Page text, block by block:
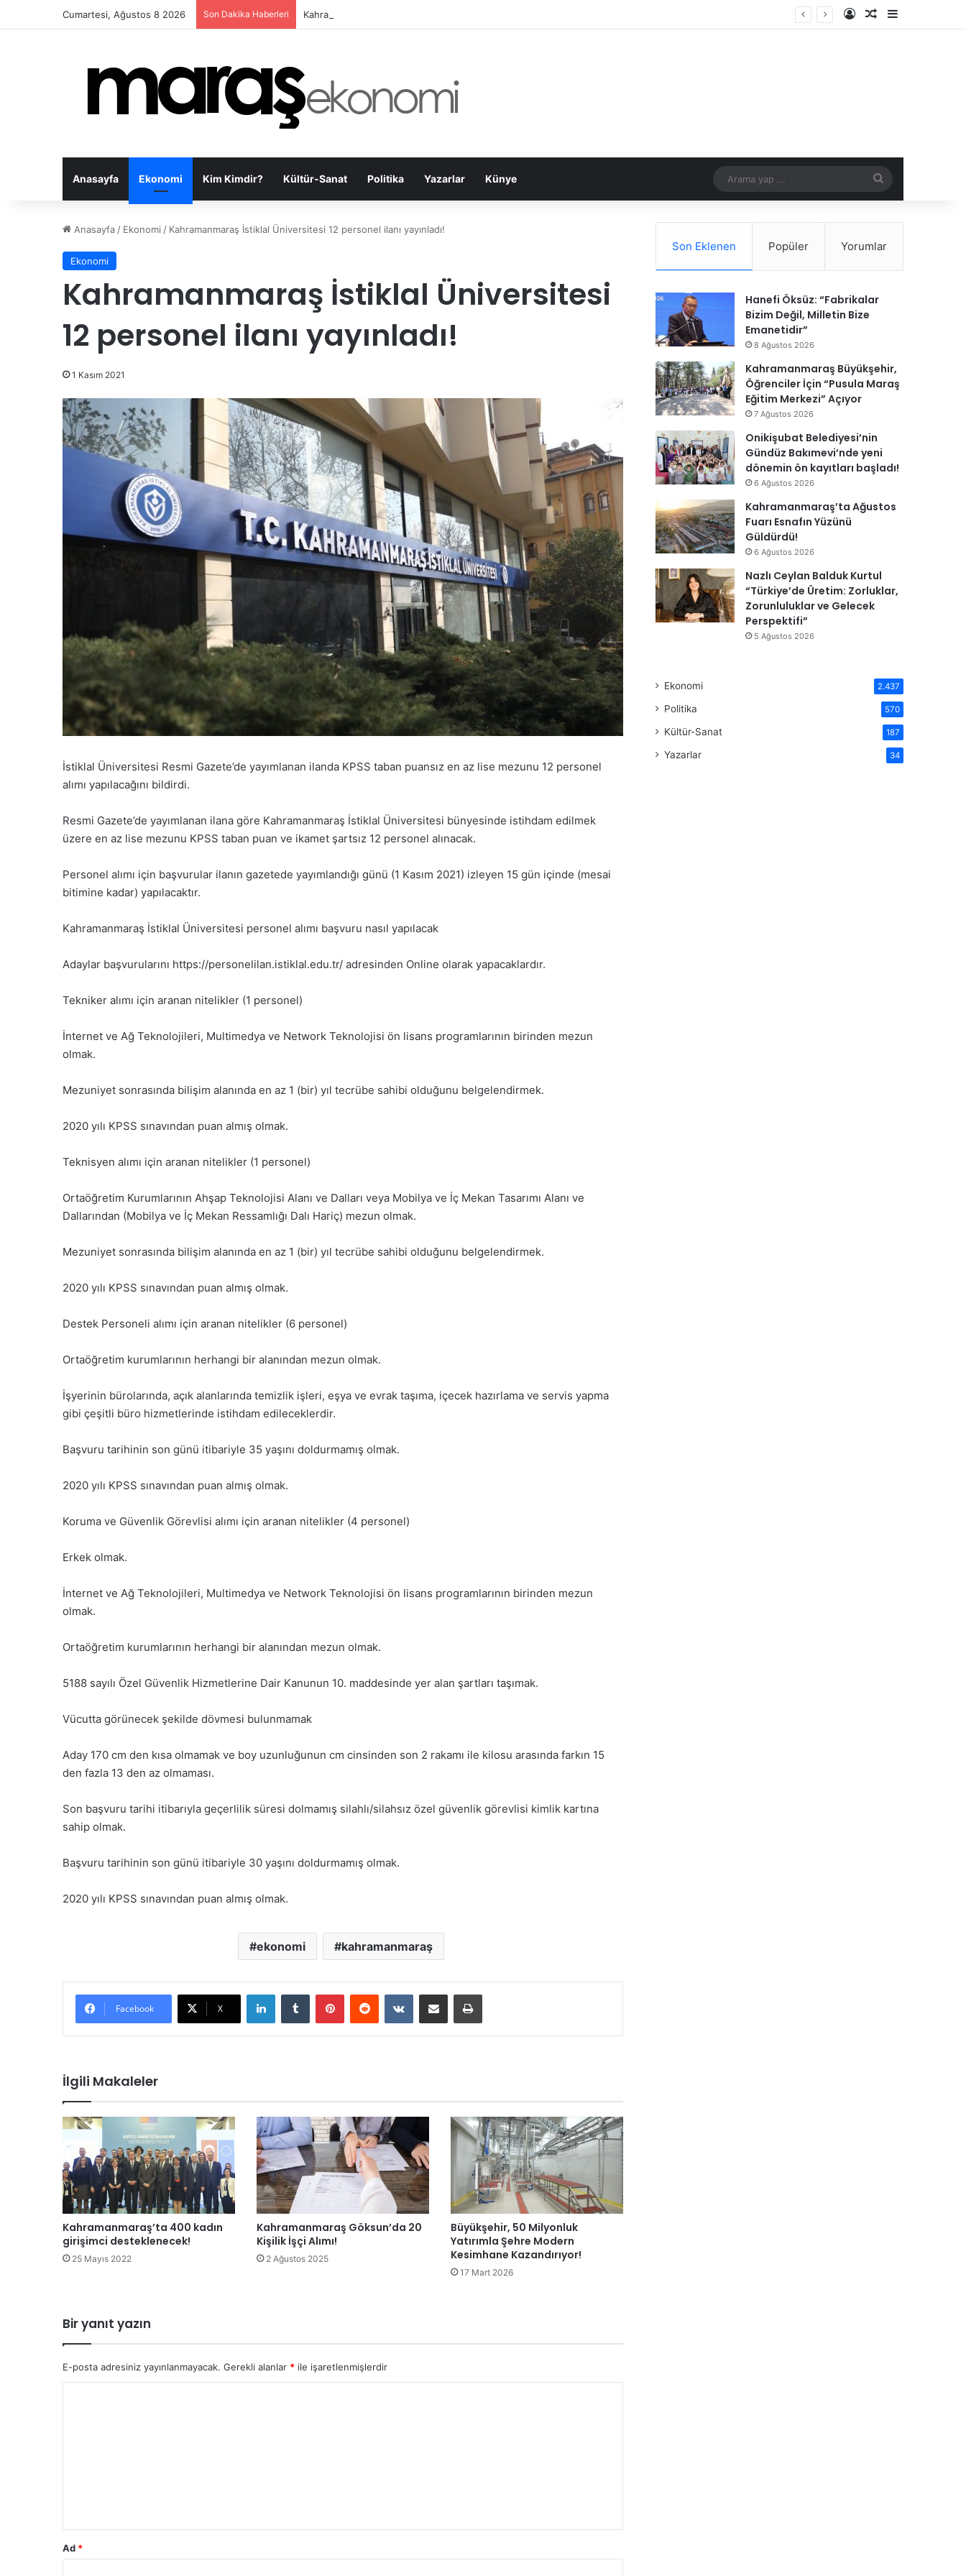
Cumartesi, Ağustos 8 2026 Son Dakika Haberleri Kahramanmaraş Büyükşehir, Öğrenciler İçin “Pusula Maraş Eğitim Merkezi” Açıyor Kayıt OlRastgele Makale
Kenar
Anasayfa Ekonomi Kim Kimdir? Kültür-Sanat Politika Yazarlar Künye
yap
Anasayfa / Ekonomi / Kahramanmaraş İstiklal Üniversitesi 12 personel ilanı yayınladı!
Ekonomi
Kahramanmaraş İstiklal Üniversitesi
12 personel ilanı yayınladı!
1 Kasım 2021
İstiklal Üniversitesi Resmi Gazete’de yayımlanan ilanda KPSS taban puansız en az lise mezunu 12 personel
alımı yapılacağını bildirdi.
Resmi Gazete’de yayımlanan ilana göre Kahramanmaraş İstiklal Üniversitesi bünyesinde istihdam edilmek
üzere en az lise mezunu KPSS taban puan ve ikamet şartsız 12 personel alınacak.
Personel alımı için başvurular ilanın gazetede yayımlandığı günü (1 Kasım 2021) izleyen 15 gün içinde (mesai
bitimine kadar) yapılacaktır.
Kahramanmaraş İstiklal Üniversitesi personel alımı başvuru nasıl yapılacak
Adaylar başvurularını https://personelilan.istiklal.edu.tr/ adresinden Online olarak yapacaklardır.
Tekniker alımı için aranan nitelikler (1 personel)
İnternet ve Ağ Teknolojileri, Multimedya ve Network Teknolojisi ön lisans programlarının birinden mezun
olmak.
Mezuniyet sonrasında bilişim alanında en az 1 (bir) yıl tecrübe sahibi olduğunu belgelendirmek.
2020 yılı KPSS sınavından puan almış olmak.
Teknisyen alımı için aranan nitelikler (1 personel)
Ortaöğretim Kurumlarının Ahşap Teknolojisi Alanı ve Dalları veya Mobilya ve İç Mekan Tasarımı Alanı ve
Dallarından (Mobilya ve İç Mekan Ressamlığı Dalı Hariç) mezun olmak.
Mezuniyet sonrasında bilişim alanında en az 1 (bir) yıl tecrübe sahibi olduğunu belgelendirmek.
2020 yılı KPSS sınavından puan almış olmak.
Destek Personeli alımı için aranan nitelikler (6 personel)
Ortaöğretim kurumlarının herhangi bir alanından mezun olmak.
İşyerinin bürolarında, açık alanlarında temizlik işleri, eşya ve evrak taşıma, içecek hazırlama ve servis yapma
gibi çeşitli büro hizmetlerinde istihdam edileceklerdir.
Başvuru tarihinin son günü itibariyle 35 yaşını doldurmamış olmak.
2020 yılı KPSS sınavından puan almış olmak.
Koruma ve Güvenlik Görevlisi alımı için aranan nitelikler (4 personel)
Erkek olmak.
İnternet ve Ağ Teknolojileri, Multimedya ve Network Teknolojisi ön lisans programlarının birinden mezun
olmak.
Ortaöğretim kurumlarının herhangi bir alanından mezun olmak.
5188 sayılı Özel Güvenlik Hizmetlerine Dair Kanunun 10. maddesinde yer alan şartları taşımak.
Vücutta görünecek şekilde dövmesi bulunmamak
Aday 170 cm den kısa olmamak ve boy uzunluğunun cm cinsinden son 2 rakamı ile kilosu arasında farkın 15
den fazla 13 den az olmaması.
Son başvuru tarihi itibarıyla geçerlilik süresi dolmamış silahlı/silahsız özel güvenlik görevlisi kimlik kartına
sahip olmak.
Başvuru tarihinin son günü itibariyle 30 yaşını doldurmamış olmak.
2020 yılı KPSS sınavından puan almış olmak.
ekonomi kahramanmaraş
Facebook X
LinkedInTumblr PinterestReddit VKontakteE-Posta ile paylaş Yazdır
İlgili Makaleler
Kahramanmaraş’ta 400 kadın
girişimci desteklenecek!
25 Mayıs 2022
Kahramanmaraş Göksun’da 20
Kişilik İşçi Alımı!
2 Ağustos 2025
Büyükşehir, 50 Milyonluk
Yatırımla Şehre Modern
Kesimhane Kazandırıyor!
17 Mart 2026
Bir yanıt yazın
E-posta adresiniz yayınlanmayacak. Gerekli alanlar * ile işaretlenmişlerdir
Ad *
Son Eklenen Popüler Yorumlar
Hanefi Öksüz: “Fabrikalar
Bizim Değil, Milletin Bize
Emanetidir”
8 Ağustos 2026
Kahramanmaraş Büyükşehir,
Öğrenciler İçin “Pusula Maraş
Eğitim Merkezi” Açıyor
7 Ağustos 2026
Onikişubat Belediyesi’nin
Gündüz Bakımevi’nde yeni
dönemin ön kayıtları başladı!
6 Ağustos 2026
Kahramanmaraş’ta Ağustos
Fuarı Esnafın Yüzünü
Güldürdü!
6 Ağustos 2026
Nazlı Ceylan Balduk Kurtul
“Türkiye’de Üretim: Zorluklar,
Zorunluluklar ve Gelecek
Perspektifi”
5 Ağustos 2026
Ekonomi 2.437
Politika 570
Kültür-Sanat 187
Yazarlar 34